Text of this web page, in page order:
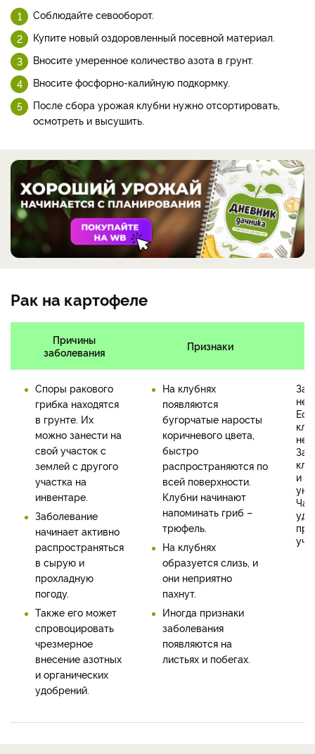
Соблюдайте севооборот.
Купите новый оздоровленный посевной материал.
Вносите умеренное количество азота в грунт.
Вносите фосфорно-калийную подкормку.
После сбора урожая клубни нужно отсортировать,
осмотреть и высушить.
Рак на картофеле
Причины
заболевания
Признаки
Споры ракового
грибка находятся
в грунте. Их
можно занести на
свой участок с
землей с другого
участка на
инвентаре.
Заболевание
начинает активно
распространяться
в сырую и
прохладную
погоду.
Также его может
спровоцировать
чрезмерное
внесение азотных
и органических
удобрений.
На клубнях
появляются
бугорчатые наросты
коричневого цвета,
быстро
распространяются по
всей поверхности.
Клубни начинают
напоминать гриб –
трюфель.
На клубнях
образуется слизь, и
они неприятно
пахнут.
Иногда признаки
заболевания
появляются на
листьях и побегах.
не
и